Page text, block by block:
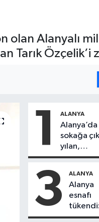
olan Alanyalı
Tarık Özçelik’i
1 ALANYA
Alanya’da
sokağa
yılan,
vatandaşı
3 ALANYA
Alanya
esnafı
ayda